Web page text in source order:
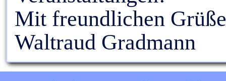
Mit freundlichen
Waltraud Gradmann